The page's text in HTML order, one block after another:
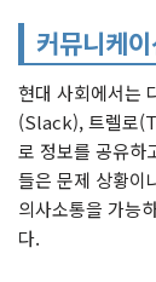
커뮤니케
현대 사회에서는
(Slack), 트렐로
로 정보를 공유하
들은 문제 상황이
의사소통을 가능
다.